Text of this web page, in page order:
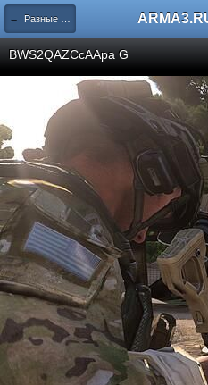
← Разные скриншоты
BWS2QAZCcAApa G